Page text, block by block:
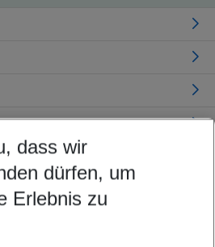
suits your best
dass wir
dürfen, um
Erlebnis zu